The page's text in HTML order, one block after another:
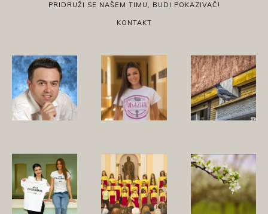
PRIDRUŽI SE NAŠEM TIMU, BUDI POKAZIVAČ!
KONTAKT